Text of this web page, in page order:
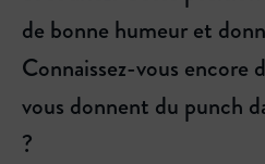
de bonne humeur et
Connaissez-vous encore
vous donnent du punch
?